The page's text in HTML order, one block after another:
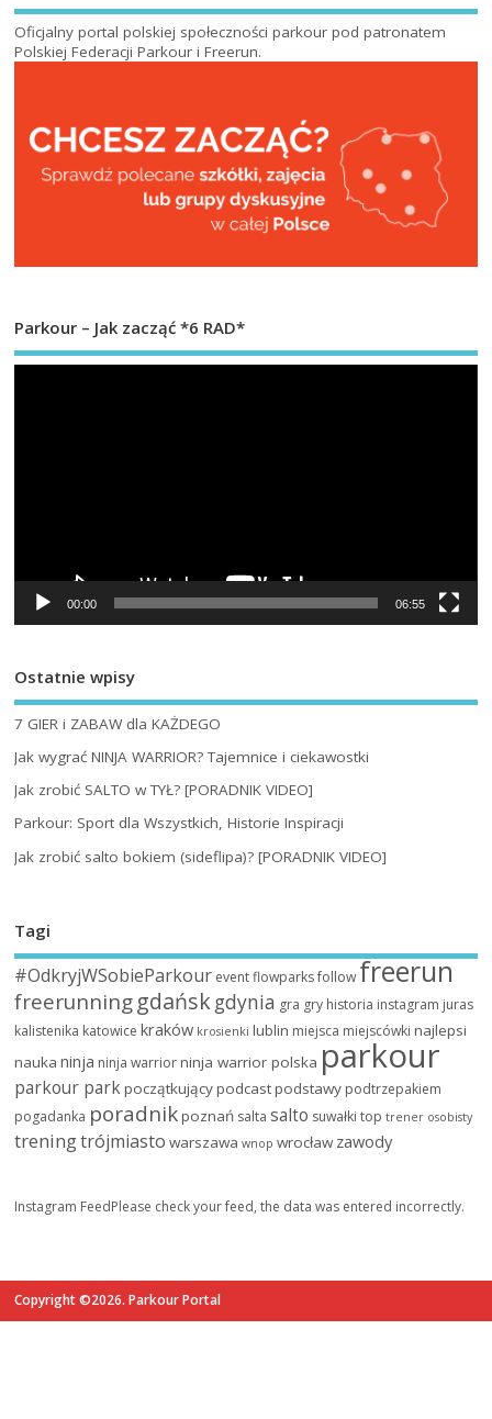
Oficjalny portal polskiej społeczności parkour pod patronatem
Polskiej Federacji Parkour i Freerun.
Parkour – Jak zacząć *6 RAD*
00:00 06:55
Ostatnie wpisy
7 GIER i ZABAW dla KAŻDEGO
Jak wygrać NINJA WARRIOR? Tajemnice i ciekawostki
Jak zrobić SALTO w TYŁ? [PORADNIK VIDEO]
Parkour: Sport dla Wszystkich, Historie Inspiracji
Jak zrobić salto bokiem (sideflipa)? [PORADNIK VIDEO]
Tagi
#OdkryjWSobieParkour event flowparks followfreerun
freerunninggdańskgdynia gra gry historia instagram juras
kalistenika katowice kraków krosienki lublin miejsca miejscówki najlepsi
nauka ninja ninja warrior ninja warrior polska parkour
parkour parkpoczątkującypodcastpodstawy podtrzepakiem
pogadanka poradnikpoznań salta salto suwałki top trener osobisty
treningtrójmiasto warszawa wnop wrocławzawody
Instagram FeedPlease check your feed, the data was entered incorrectly.
Copyright ©2026. Parkour Portal